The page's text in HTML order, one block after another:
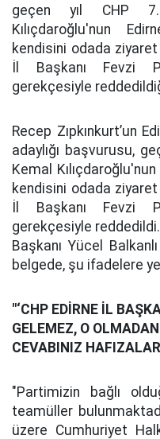
geçen yıl CHP 7.
Kılıçdaroğlu'nun
kendisini odada
İl Başkanı Fevzi
gerekçesiyle
Recep Zıpkınkurt’un
adaylığı başvurusu,
Kemal
kendisini odada
İl Başkanı Fevzi
gerekçesiyle
Başkanı Yücel
belgede, şu ifadelere
"‘CHP EDİRNE İL
GELEMEZ, O
CEVABINIZ
"Partimizin bağlı
teamüller
üzere Cumhuriyet